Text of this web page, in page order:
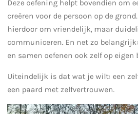
Deze oefening helpt bovendien om
creëren voor de persoon op de
hierdoor om vriendelijk, maar
communiceren. En net zo
en samen oefenen ook zelf op eigen
Uiteindelijk is dat wat je wilt: een
een paard met zelfvertrouwen.